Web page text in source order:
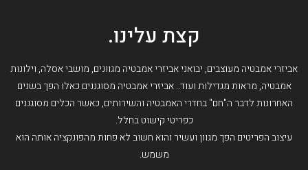
קצת עלינו.
אביזרי אמבטיה מעוצבים, יבואני אביזרי אמבטיה מגוונים, מושבי אסלה, וילונות
אמבטיה, מראות מגדילות ועוד.. אביזרי אמבטיה מסוגננים כאלו הפך בשנים
האחרונות לדבר ה"חם" בחדרי האמבטיה והשירותים, כאשר הכלים מסוגננים
כפריטי קישוט בחלל.
עיצוב הפריטים הפך מגוון ועשיר והוא חשוב לא פחות מהפונקציה אותה הוא
משמש.